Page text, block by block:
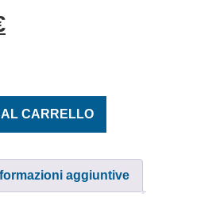
originale era:
Il prezzo attuale è:
CARRELLO
aggiuntive